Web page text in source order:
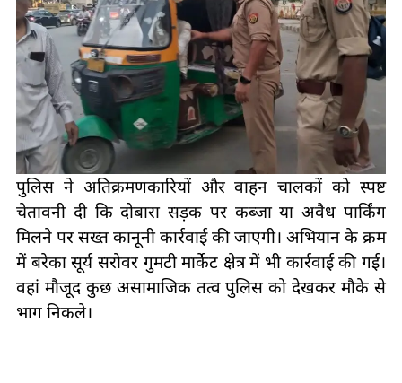
पुलिस ने अतिक्रमणकारियों और वाहन चालकों को स्पष्ट
चेतावनी दी कि दोबारा सड़क पर कब्जा या अवैध पार्किंग
मिलने पर सख्त कानूनी कार्रवाई की जाएगी। अभियान के क्रम
में बरेका सूर्य सरोवर गुमटी मार्केट क्षेत्र में भी कार्रवाई की गई।
वहां मौजूद कुछ असामाजिक तत्व पुलिस को देखकर मौके से
भाग निकले।